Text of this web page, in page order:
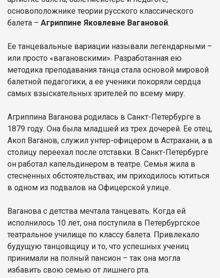
основоположнике теории русского классического
балета – Агриппине Яковлевне Вагановой.
Ее танцевальные вариации называли легендарными –
или просто «вагановскими». Разработанная ею
методика преподавания танца стала основой мировой
балетной педагогики, а ее ученики покоряли сердца
самых взыскательных зрителей по всему миру.
Агриппина Ваганова родилась в Санкт-Петербурге в
1879 году. Она была младшей из трех дочерей. Ее отец,
Акоп Ваганов, служил унтер-офицером в Астрахани, а в
столицу переехал после отставки. В Санкт-Петербурге
он работал капельдинером в театре. Семья жила в
стесненных обстоятельствах, им приходилось ютиться
в одном из подвалов на Офицерской улице.
Ваганова с детства мечтала танцевать. Когда ей
исполнилось 10 лет, она поступила в Петербургское
театральное училище по классу балета. Привлекало
будущую танцовщицу и то, что успешных учениц
принимали на полный пансион – так она могла
избавить свою семью от лишнего рта.